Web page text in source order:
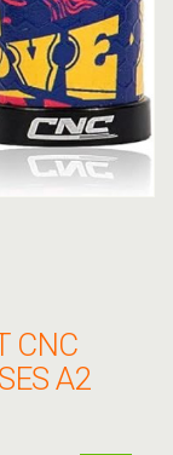
CNC
A2